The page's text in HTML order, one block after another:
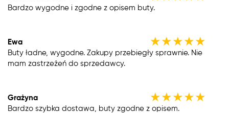
Bardzo wygodne i zgodne z opisem buty.
Ewa ★★★★★
Buty ładne, wygodne. Zakupy przebiegły sprawnie. Nie
mam zastrzeżeń do sprzedawcy.
Grażyna ★★★★★
Bardzo szybka dostawa, buty zgodne z opisem.